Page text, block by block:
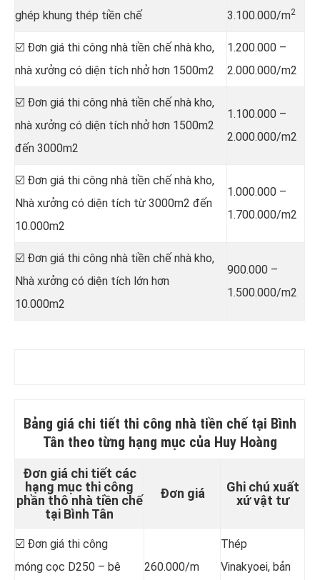
ghép khung thép tiền chế
3.100.000/m2
☑️ Đơn giá thi công nhà tiền chế nhà kho,
nhà xưởng có diện tích nhở hơn 1500m2
1.200.000 –
2.000.000/m2
☑️ Đơn giá thi công nhà tiền chế nhà kho,
nhà xưởng có diện tích nhở hơn 1500m2
đến 3000m2
1.100.000 –
2.000.000/m2
☑️ Đơn giá thi công nhà tiền chế nhà kho,
Nhà xưởng có diện tích từ 3000m2 đến
10.000m2
1.000.000 –
1.700.000/m2
☑️ Đơn giá thi công nhà tiền chế nhà kho,
Nhà xưởng có diện tích lớn hơn
10.000m2
900.000 –
1.500.000/m2
Bảng giá chi tiết thi công nhà tiền chế tại Bình
Tân theo từng hạng mục của Huy Hoàng
Đơn giá chi tiết các
hạng mục thi công
phần thô nhà tiền chế
tại Bình Tân
Đơn giá
Ghi chú xuất
xứ vật tư
☑️ Đơn giá thi công
móng cọc D250 – bê
260.000/m
Thép
Vinakyoei, bản